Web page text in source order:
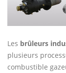
Les brûleurs
plusieurs
combustible